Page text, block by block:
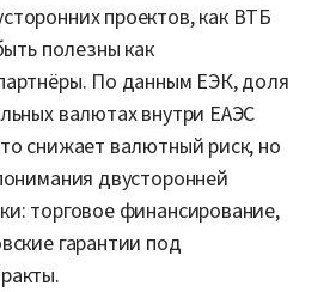
проектов, как ВТБ
полезны как
По данным ЕЭК, доля
валютах внутри ЕАЭС
снижает валютный риск, но
двусторонней
торговое финансирование,
гарантии под